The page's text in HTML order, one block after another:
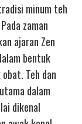
minum teh
zaman
ajaran Zen
bentuk
Teh dan
dalam
dikenal